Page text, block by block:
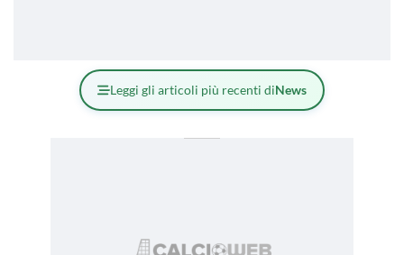
Leggi gli articoli più recenti diNews